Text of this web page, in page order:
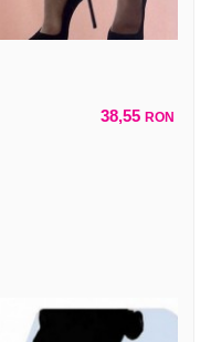
38,55 RON